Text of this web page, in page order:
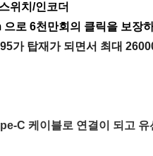
위치/인코더
로 6천만회의 클릭을 보장
가 탑재가 되면서 최대
C 케이블로 연결이 되고